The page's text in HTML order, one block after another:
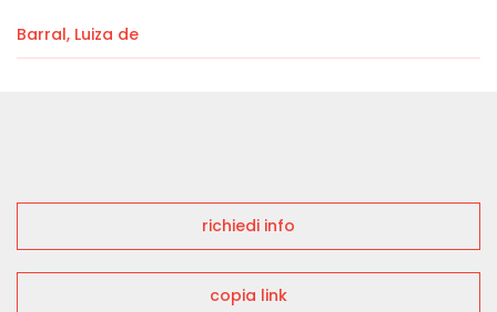
Barral, Luiza de
richiedi info
copia link